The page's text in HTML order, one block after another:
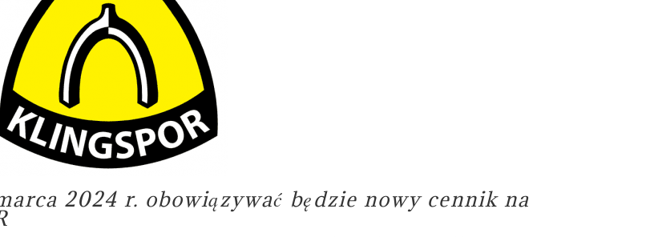
2024 r. obowiązywać będzie nowy cennik na